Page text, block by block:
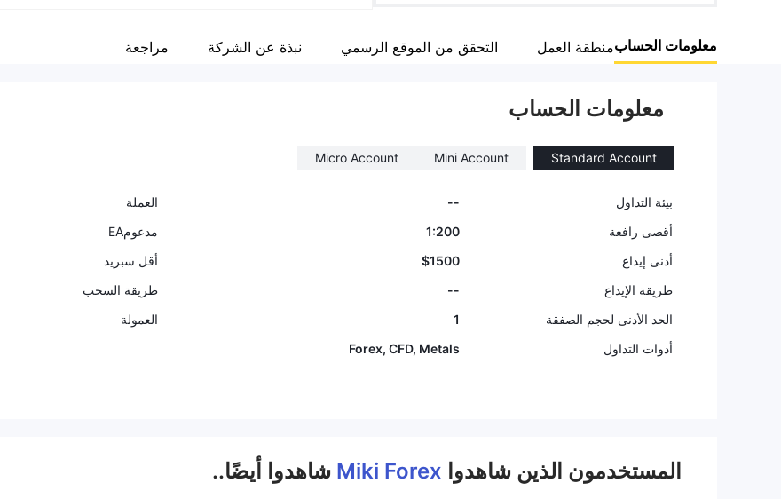
8
6
7
8
9
اسم الشركة
معلومات الحسابمنطقة العمل التحقق من الموقع الرسمي نبذة عن الشركة مراجعة
معلومات الحساب
Standard Account
Mini Account
Micro Account
بيئة التداول -- العملة
أقصى رافعة
1:200
مدعومEA
أدنى إيداع
$1500 أقل سبريد
طريقة الإيداع
-- طريقة السحب
الحد الأدنى لحجم الصفقة
1 العمولة
أدوات التداول
Forex, CFD, Metals
المستخدمون الذين شاهدوا Miki Forex شاهدوا أيضًا..